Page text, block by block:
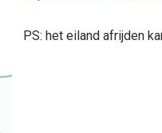
PS: het eiland afrijden